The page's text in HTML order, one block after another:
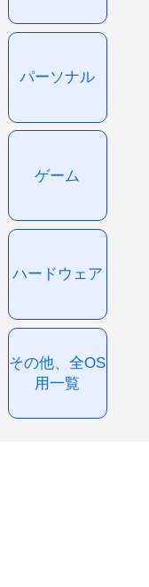
パーソナル
ゲーム
ハードウェア
その他、全OS
用一覧